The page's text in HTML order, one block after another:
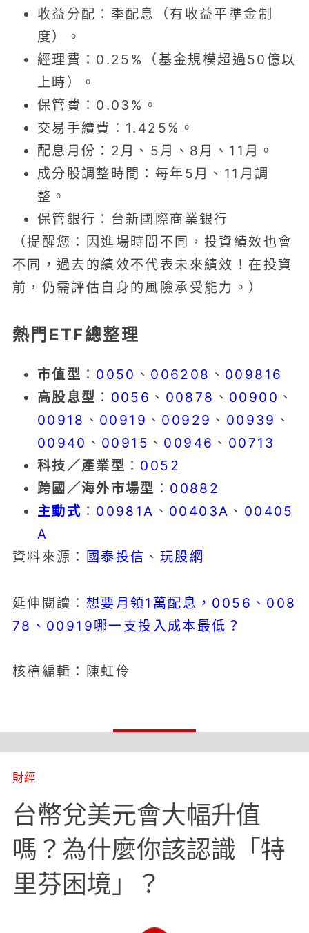
收益分配：季配息（有收益平準金制
度）。
經理費：0.25%（基金規模超過50億以
上時）。
保管費：0.03%。
交易手續費：1.425%。
配息月份：2月、5月、8月、11月。
成分股調整時間：每年5月、11月調
整。
保管銀行：台新國際商業銀行
（提醒您：因進場時間不同，投資績效也會
不同，過去的績效不代表未來績效！在投資
前，仍需評估自身的風險承受能力。）
熱門ETF總整理
市值型 ： 0050 、 006208 、 009816
高股息型 ： 0056 、 00878 、 00900 、
00918 、 00919 、 00929 、 00939 、
00940 、 00915 、 00946 、 00713
科技／產業型 ： 0052
跨國／海外市場型 ： 00882
主動式 ： 00981A 、 00403A 、 00405
A
資料來源： 國泰投信 、 玩股網
延伸閱讀： 想要月領1萬配息，0056、008
78、00919哪一支投入成本最低？
核稿編輯：陳虹伶
財經
台幣兌美元會大幅升值
嗎？為什麼你該認識「特
里芬困境」？